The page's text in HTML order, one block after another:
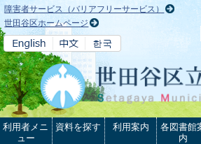
本文へ
障害者サービス（バリアフリーサービス）
世田谷区ホームページ
利用者メニ
ュー
資料を探す 利用案内
各図書館
内